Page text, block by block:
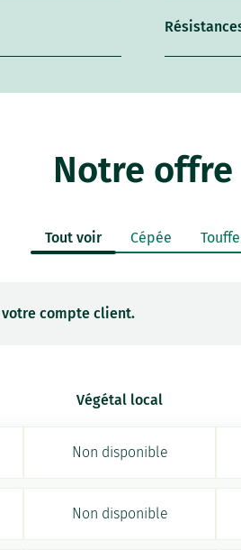
Notre offre
Tout voir Cépée Touffe
compte client.
Végétal local
Non disponible
Non disponible